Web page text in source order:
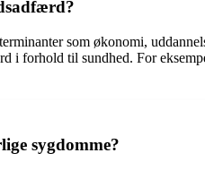
som økonomi,
i forhold til sundhed. For
sygdomme?